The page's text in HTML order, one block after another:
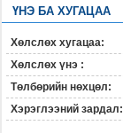
ҮНЭ БА ХУГАЦАА
Хөлслөх хугацаа:
Хөлслөх үнэ :
Төлбөрийн нөхцөл:
Хэрэглээний зардал: